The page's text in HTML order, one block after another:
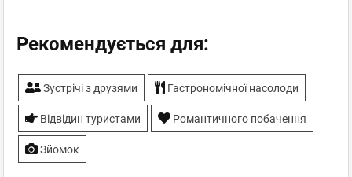
Рекомендується для:
Зустрічі з друзями Гастрономічної насолоди
Відвідин туристами Романтичного побачення
Зйомок